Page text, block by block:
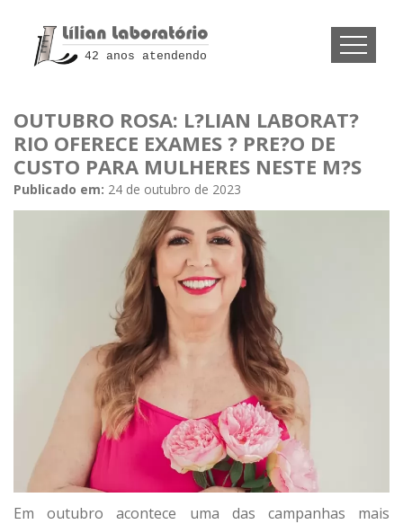
42 anos atendendo
OUTUBRO ROSA: L?LIAN LABORAT?
RIO OFERECE EXAMES ? PRE?O DE
CUSTO PARA MULHERES NESTE M?S
Publicado em: 24 de outubro de 2023
Em outubro acontece uma das campanhas mais